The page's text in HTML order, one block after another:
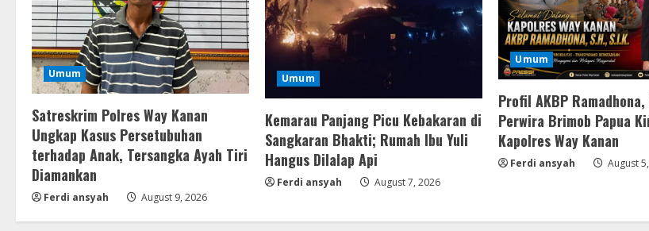
Umum
Satreskrim Polres Way Kanan
Ungkap Kasus Persetubuhan
terhadap Anak, Tersangka Ayah Tiri
Diamankan
Ferdi ansyah August 9, 2026
Umum
Kemarau Panjang Picu Kebakaran di
Sangkaran Bhakti; Rumah Ibu Yuli
Hangus Dilalap Api
Ferdi ansyah August 7, 2026
Umum
Profil AKBP Ramadhona,
Perwira Brimob Papua
Kapolres Way Kanan
Ferdi ansyah August